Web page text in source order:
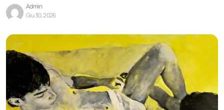
Admin
Giu 30, 2026